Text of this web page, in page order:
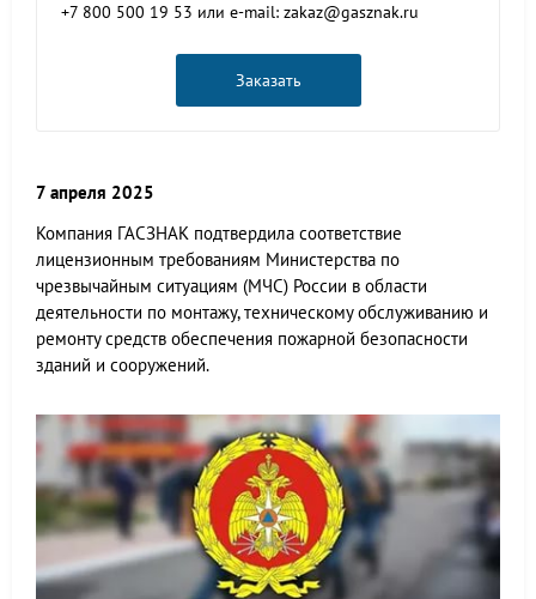
+7 800 500 19 53 или e-mail: zakaz@gasznak.ru
Заказать
7 апреля 2025
Компания ГАСЗНАК подтвердила соответствие
лицензионным требованиям Министерства по
чрезвычайным ситуациям (МЧС) России в области
деятельности по монтажу, техническому обслуживанию и
ремонту средств обеспечения пожарной безопасности
зданий и сооружений.